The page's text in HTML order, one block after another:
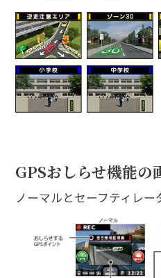
GPSおしらせ機能の
ノーマルとセーフティレー